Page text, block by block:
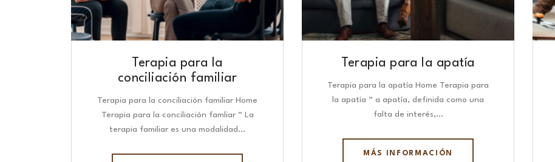
Terapia para la
conciliación familiar
Terapia para la conciliación familiar Home
Terapia para la conciliación famliar “ La
terapia familiar es una modalidad…
Terapia para la apatía
Terapia para la apatía Home Terapia para
la apatía “ a apatía, definida como una
falta de interés,…
MÁS INFORMACIÓN